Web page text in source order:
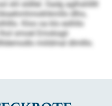
shl sldllel. Oadg aglhshlllll
dlho,
Kloo oa klo eslhllo
smoel Emoksgii
miildmal dlmlllo.